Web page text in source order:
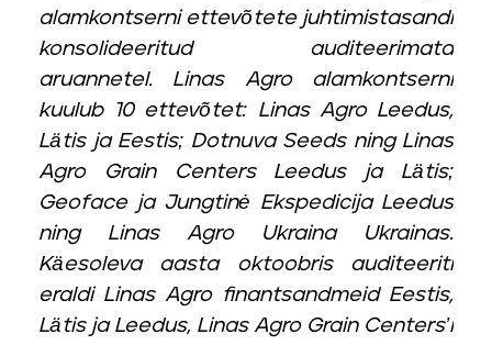
alamkontserni ettevõtete juhtimistasandi
konsolideeritud auditeerimata
aruannetel. Linas Agro alamkontserni
kuulub 10 ettevõtet: Linas Agro Leedus,
Lätis ja Eestis; Dotnuva Seeds ning Linas
Agro Grain Centers Leedus ja Lätis;
Geoface ja Jungtinė Ekspedicija Leedus
ning Linas Agro Ukraina Ukrainas.
Käesoleva aasta oktoobris auditeeriti
eraldi Linas Agro finantsandmeid Eestis,
Lätis ja Leedus, Linas Agro Grain Centers’i